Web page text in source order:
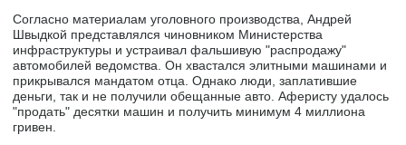
Согласно материалам уголовного производства, Андрей
Швыдкой представлялся чиновником Министерства
инфраструктуры и устраивал фальшивую "распродажу"
автомобилей ведомства. Он хвастался элитными машинами и
прикрывался мандатом отца. Однако люди, заплатившие
деньги, так и не получили обещанные авто. Аферисту удалось
"продать" десятки машин и получить минимум 4 миллиона
гривен.